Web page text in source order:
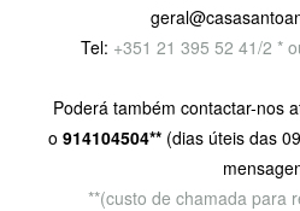
Tel: +351 21 395 52 41/2 *
Poderá também contactar-nos
o 914104504** (dias úteis das
**(custo de chamada para